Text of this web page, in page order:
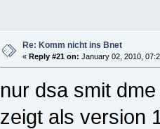
Re: Komm nicht ins Bnet
« Reply #21 on: January 02, 2010,
nur dsa smit
zeigt als version